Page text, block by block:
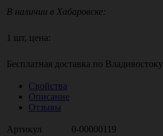
В наличии в Хабаровске:
1 шт, цена:
Бесплатная доставка по Владивостоку
Свойства
Описание
Отзывы
Артикул 0-00000119